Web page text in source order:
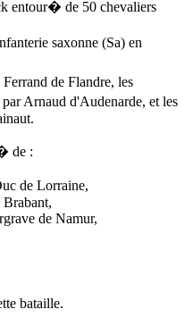
entour� de 50 chevaliers
saxonne (Sa) en
de Flandre, les
Arnaud d'Audenarde, et les
de :
de Lorraine,
de Namur,
bataille.